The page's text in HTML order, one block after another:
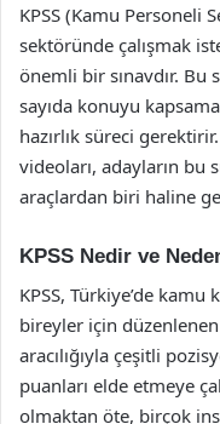
KPSS (Kamu Personeli
sektöründe çalışmak
önemli bir sınavdır. Bu
sayıda konuyu
hazırlık süreci
videoları, adayların bu
araçlardan biri haline
KPSS Nedir ve
KPSS, Türkiye’de
bireyler için düzenlenen
aracılığıyla çeşitli
puanları elde etmeye
olmaktan öte, birçok